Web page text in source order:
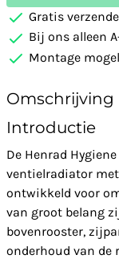
Gratis
Bij ons alleen
Montage
Omschrijving
Introductie
De Henrad
ventielradiator
ontwikkeld voor
van groot belang
bovenrooster,
onderhoud van de